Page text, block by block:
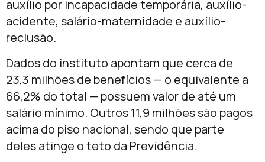
auxílio por incapacidade temporária, auxílio-
acidente, salário-maternidade e auxílio-
reclusão.
Dados do instituto apontam que cerca de
23,3 milhões de benefícios — o equivalente a
66,2% do total — possuem valor de até um
salário mínimo. Outros 11,9 milhões são pagos
acima do piso nacional, sendo que parte
deles atinge o teto da Previdência.